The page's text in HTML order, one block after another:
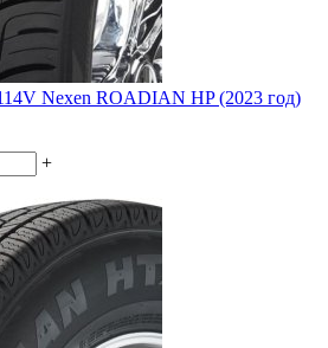
Nexen ROADIAN HP (2023 год)
+